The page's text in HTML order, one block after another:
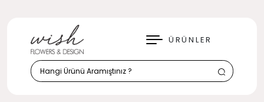
ÜRÜNLER
KAPAT